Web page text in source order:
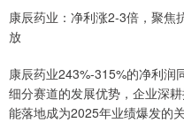
康辰药业：净利涨2-3倍，聚焦
放
康辰药业243%-315%的净利润
细分赛道的发展优势，企业深
能落地成为2025年业绩爆发的关